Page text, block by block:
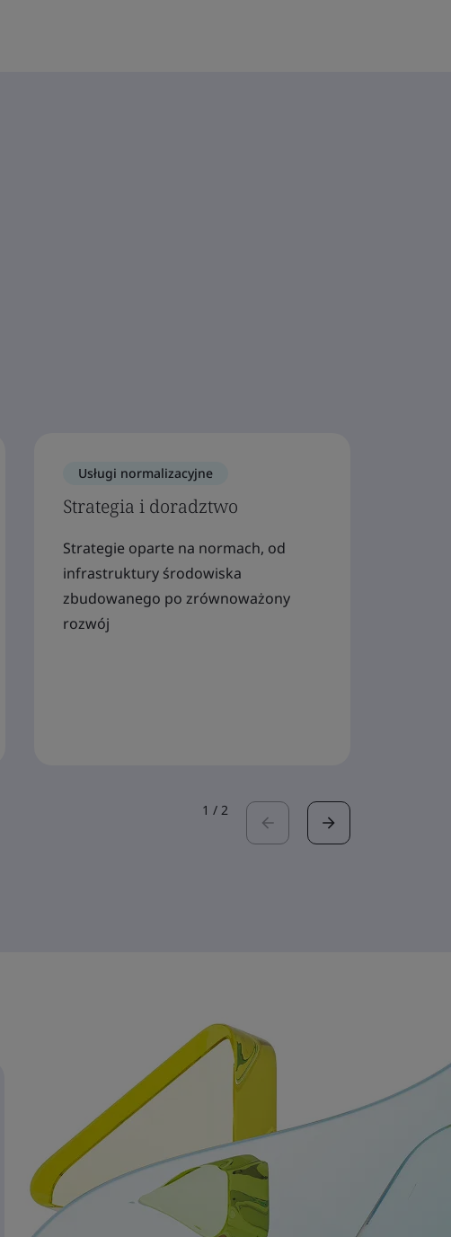
Usługi normalizacyjne
Strategia i doradztwo
Strategie oparte na normach, od
infrastruktury środowiska
zbudowanego po zrównoważony
rozwój
1 / 2